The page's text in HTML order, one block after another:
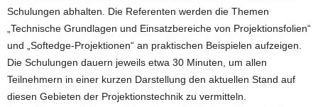
Schulungen abhalten. Die Referenten werden die Themen
„Technische Grundlagen und Einsatzbereiche von Projektionsfolien“
und „Softedge-Projektionen“ an praktischen Beispielen aufzeigen.
Die Schulungen dauern jeweils etwa 30 Minuten, um allen
Teilnehmern in einer kurzen Darstellung den aktuellen Stand auf
diesen Gebieten der Projektionstechnik zu vermitteln.